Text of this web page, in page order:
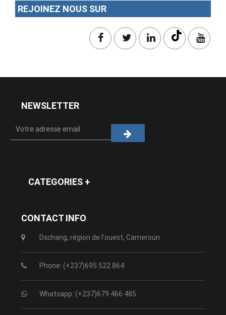
REJOINEZ NOUS SUR
NEWSLETTER
CATEGORIES +
CONTACT INFO
Dschang, région de l'ouest, Cameroun
Phone: (+237)695 522 864
Whatsapp: (+237)679 466 485